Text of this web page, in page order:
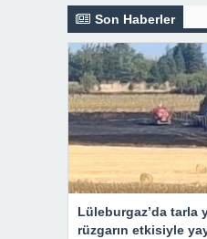
Son Haberler
Lüleburgaz’da tarla
rüzgarın etkisiyle